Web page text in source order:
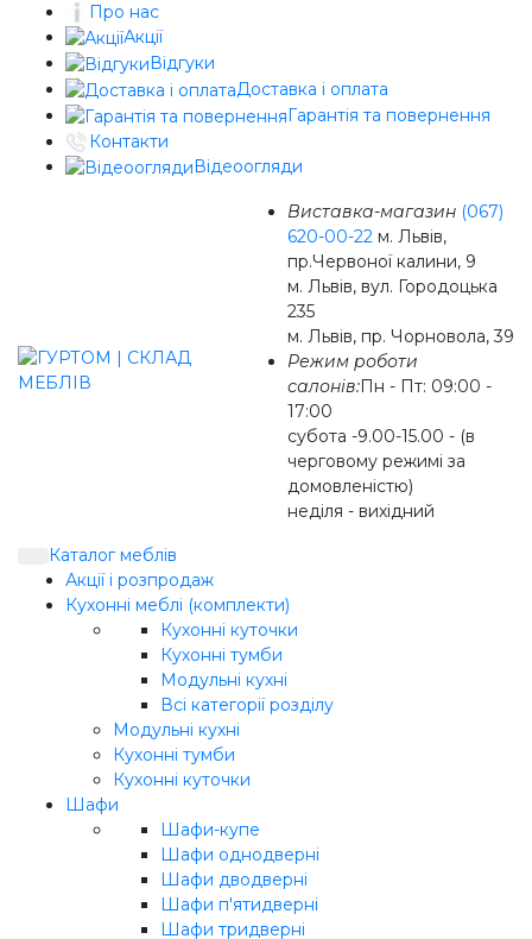
Про нас
Акції
Відгуки
Доставка і оплата
Гарантія та повернення
Контакти
Відеоогляди
Виставка-магазин (067)
620-00-22 м. Львів,
пр.Червоної калини, 9
м. Львів, вул. Городоцька
235
м. Львів, пр. Чорновола, 39
Режим роботи
салонів:Пн - Пт: 09:00 -
17:00
субота -9.00-15.00 - (в
черговому режимі за
домовленістю)
неділя - вихідний
Каталог меблів
Акції і розпродаж
Кухонні меблі (комплекти)
Кухонні куточки
Кухонні тумби
Модульні кухні
Всі категорії розділу
Модульні кухні
Кухонні тумби
Кухонні куточки
Шафи
Шафи-купе
Шафи однодверні
Шафи дводверні
Шафи п'ятидверні
Шафи тридверні